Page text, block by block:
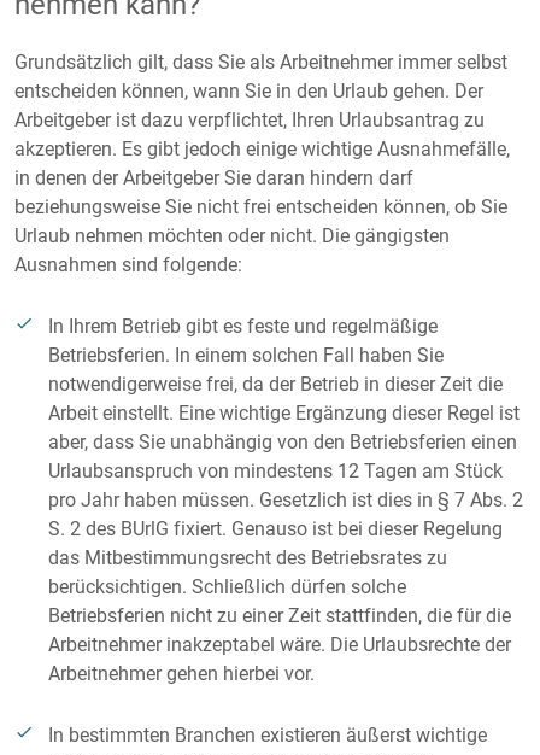
Grundsätzlich gilt, dass Sie als Arbeitnehmer immer selbst
entscheiden können, wann Sie in den Urlaub gehen. Der
Arbeitgeber ist dazu verpflichtet, Ihren Urlaubsantrag zu
akzeptieren. Es gibt jedoch einige wichtige Ausnahmefälle,
in denen der Arbeitgeber Sie daran hindern darf
beziehungsweise Sie nicht frei entscheiden können, ob Sie
Urlaub nehmen möchten oder nicht. Die gängigsten
Ausnahmen sind folgende:
In Ihrem Betrieb gibt es feste und regelmäßige
Betriebsferien. In einem solchen Fall haben Sie
notwendigerweise frei, da der Betrieb in dieser Zeit die
Arbeit einstellt. Eine wichtige Ergänzung dieser Regel ist
aber, dass Sie unabhängig von den Betriebsferien einen
Urlaubsanspruch von mindestens 12 Tagen am Stück
pro Jahr haben müssen. Gesetzlich ist dies in § 7 Abs. 2
S. 2 des BUrlG fixiert. Genauso ist bei dieser Regelung
das Mitbestimmungsrecht des Betriebsrates zu
berücksichtigen. Schließlich dürfen solche
Betriebsferien nicht zu einer Zeit stattfinden, die für die
Arbeitnehmer inakzeptabel wäre. Die Urlaubsrechte der
Arbeitnehmer gehen hierbei vor.
In bestimmten Branchen existieren äußerst wichtige